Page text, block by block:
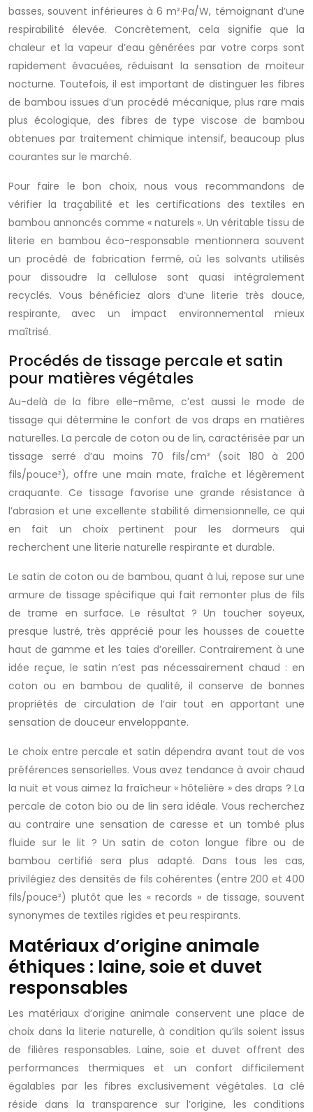
basses, souvent inférieures à 6 m²·Pa/W, témoignant d’une
respirabilité élevée. Concrètement, cela signifie que la
chaleur et la vapeur d’eau générées par votre corps sont
rapidement évacuées, réduisant la sensation de moiteur
nocturne. Toutefois, il est important de distinguer les fibres
de bambou issues d’un procédé mécanique, plus rare mais
plus écologique, des fibres de type viscose de bambou
obtenues par traitement chimique intensif, beaucoup plus
courantes sur le marché.
Pour faire le bon choix, nous vous recommandons de
vérifier la traçabilité et les certifications des textiles en
bambou annoncés comme « naturels ». Un véritable tissu de
literie en bambou éco-responsable mentionnera souvent
un procédé de fabrication fermé, où les solvants utilisés
pour dissoudre la cellulose sont quasi intégralement
recyclés. Vous bénéficiez alors d’une literie très douce,
respirante, avec un impact environnemental mieux
maîtrisé.
Procédés de tissage percale et satin
pour matières végétales
Au-delà de la fibre elle-même, c’est aussi le mode de
tissage qui détermine le confort de vos draps en matières
naturelles. La percale de coton ou de lin, caractérisée par un
tissage serré d’au moins 70 fils/cm² (soit 180 à 200
fils/pouce²), offre une main mate, fraîche et légèrement
craquante. Ce tissage favorise une grande résistance à
l’abrasion et une excellente stabilité dimensionnelle, ce qui
en fait un choix pertinent pour les dormeurs qui
recherchent une literie naturelle respirante et durable.
Le satin de coton ou de bambou, quant à lui, repose sur une
armure de tissage spécifique qui fait remonter plus de fils
de trame en surface. Le résultat ? Un toucher soyeux,
presque lustré, très apprécié pour les housses de couette
haut de gamme et les taies d’oreiller. Contrairement à une
idée reçue, le satin n’est pas nécessairement chaud : en
coton ou en bambou de qualité, il conserve de bonnes
propriétés de circulation de l’air tout en apportant une
sensation de douceur enveloppante.
Le choix entre percale et satin dépendra avant tout de vos
préférences sensorielles. Vous avez tendance à avoir chaud
la nuit et vous aimez la fraîcheur « hôtelière » des draps ? La
percale de coton bio ou de lin sera idéale. Vous recherchez
au contraire une sensation de caresse et un tombé plus
fluide sur le lit ? Un satin de coton longue fibre ou de
bambou certifié sera plus adapté. Dans tous les cas,
privilégiez des densités de fils cohérentes (entre 200 et 400
fils/pouce²) plutôt que les « records » de tissage, souvent
synonymes de textiles rigides et peu respirants.
Matériaux d’origine animale
éthiques : laine, soie et duvet
responsables
Les matériaux d’origine animale conservent une place de
choix dans la literie naturelle, à condition qu’ils soient issus
de filières responsables. Laine, soie et duvet offrent des
performances thermiques et un confort difficilement
égalables par les fibres exclusivement végétales. La clé
réside dans la transparence sur l’origine, les conditions